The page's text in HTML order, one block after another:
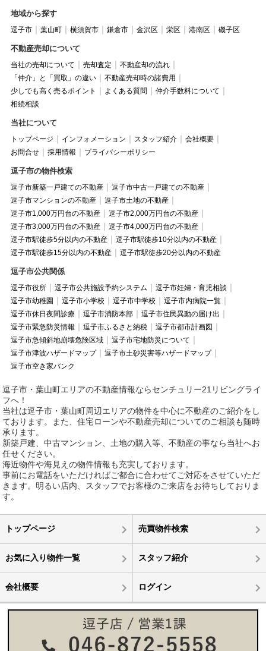
地域から探す
逗子市 葉山町 横須賀市 鎌倉市 金沢区 栄区 港南区 磯子区
不動産売却について
当社の売却について 売却査定
不動産却の流れ
「仲介」と「買取」の違い
不動産売却時の諸費用
少しでも高く売るポイント
よくある質問
仲介手数料について
相続相談
当社について
トップページ インフォメーション スタッフ紹介
会社概要
お問合せ
採用情報 プライバシーポリシー
逗子市の物件検索
逗子市新築一戸建ての不動産
逗子市中古一戸建ての不動産
逗子市マンションの不動産
逗子市土地の不動産
逗子市1,000万円台の不動産
逗子市2,000万円台の不動産
逗子市3,000万円台の不動産
逗子市4,000万円台の不動産
逗子市駅徒歩5分以内の不動産
逗子市駅徒歩10分以内の不動産
逗子市駅徒歩15分以内の不動産
逗子市駅徒歩20分以内の不動産
逗子市公共関係
逗子市役所 逗子市公共施設予約システム
逗子市妊婦・育児相談
逗子市幼稚園
逗子市小学校 逗子市中学校
逗子市内病院一覧
逗子市休日夜間診療
逗子市消防本部
逗子市住民異動の届け出
逗子市緊急防災情報
逗子市ふるさと納税
逗子市都市計画図
逗子市急傾斜地崩壊危険区域
逗子市宅地防災について
逗子市津波ハザードマップ
逗子市土砂災害等ハザードマップ
逗子市空き家バンク
逗子市・葉山町エリアの不動産情報ならセンチュリー21リビングライ
フへ！
当社は逗子市・葉山町周辺エリアの物件を中心に不動産のご紹介をし
ております。また、住宅ローンや不動産売却についてのご相談も随時
承ります。
新築戸建、中古マンション、土地の購入等、不動産の事なら当社へお
任せください。
海近物件や海見えの物件情報も充実しております。
事前にお電話をいただければご都合に合わせてご対応をさせていただ
きます。明るい店内、スタッフでお客様のご来店をお待ちしておりま
す。
トップページ 売買物件検索
お気に入り物件一覧 スタッフ紹介
会社概要 ログイン